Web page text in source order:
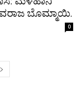
ಬೊಮ್ಮಾಯಿ.
0